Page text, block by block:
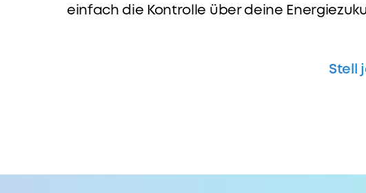
einfach die Kontrolle über deine
Stell